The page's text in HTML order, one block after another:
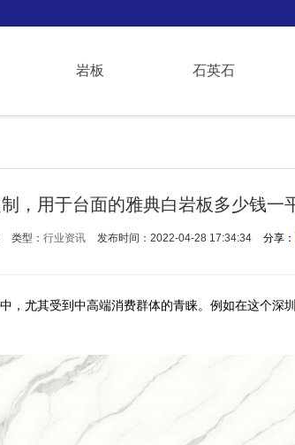
岩板 石英石
，用于台面的雅典白岩板多少钱一
类型： 行业资讯 发布时间：2022-04-28 17:34:34 分享：
，尤其受到中高端消费群体的青睐。例如在这个